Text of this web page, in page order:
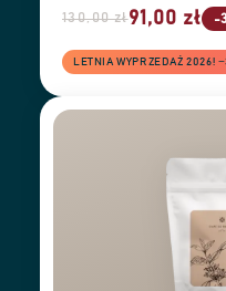
130,00 zł91,00 zł -
LETNIA WYPRZEDAŻ 2026!